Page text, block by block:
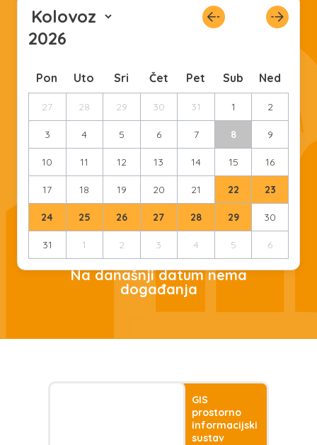
Pon Uto Sri Čet Pet Sub Ned
27 28 29 30 31 1 2
3 4 5 6 7 8 9
10 11 12 13 14 15 16
17 18 19 20 21 22 23
24 25 26 27 28 29 30
31 1 2 3 4 5 6
Na današnji datum nema
događanja
GIS
prostorno
informacijski
sustav